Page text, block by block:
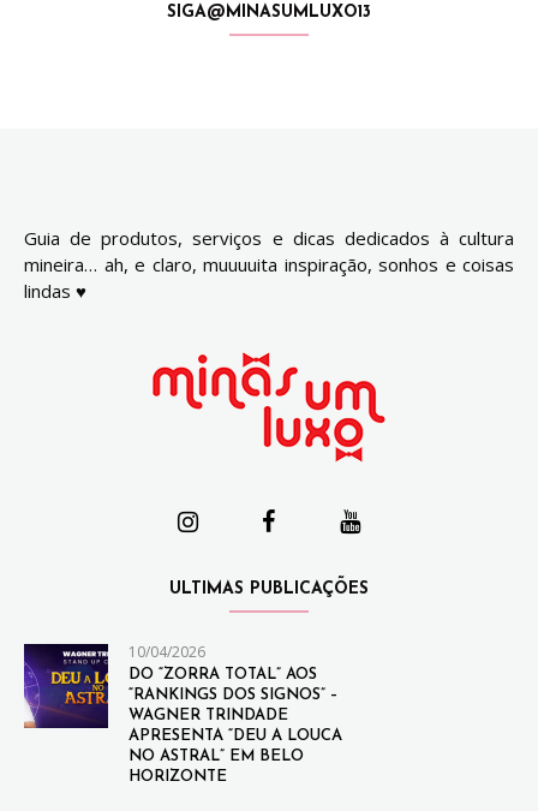
SIGA@MINASUMLUXO13
Guia de produtos, serviços e dicas dedicados à cultura
mineira… ah, e claro, muuuuita inspiração, sonhos e coisas
lindas ♥
ULTIMAS PUBLICAÇÕES
10/04/2026
DO “ZORRA TOTAL” AOS
“RANKINGS DOS SIGNOS” –
WAGNER TRINDADE
APRESENTA “DEU A LOUCA
NO ASTRAL” EM BELO
HORIZONTE